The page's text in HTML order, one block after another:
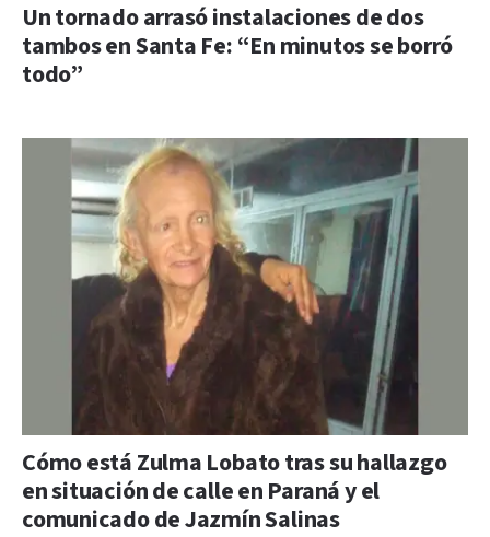
Un tornado arrasó instalaciones de dos
tambos en Santa Fe: “En minutos se borró
todo”
Cómo está Zulma Lobato tras su hallazgo
en situación de calle en Paraná y el
comunicado de Jazmín Salinas